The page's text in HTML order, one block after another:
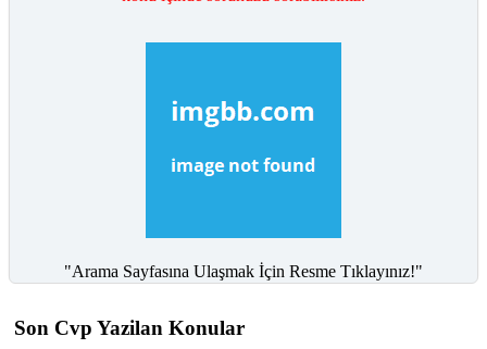
"Arama Sayfasına Ulaşmak İçin Resme Tıklayınız!"
Son Cvp Yazilan Konular